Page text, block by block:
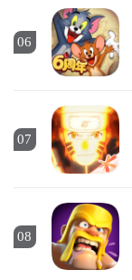
06
07
08